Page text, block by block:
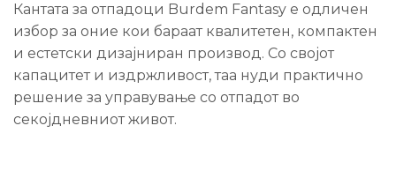
Кантата за отпадоци Burdem Fantasy е одличен
избор за оние кои бараат квалитетен, компактен
и естетски дизајниран производ. Со својот
капацитет и издржливост, таа нуди практично
решение за управување со отпадот во
секојдневниот живот.